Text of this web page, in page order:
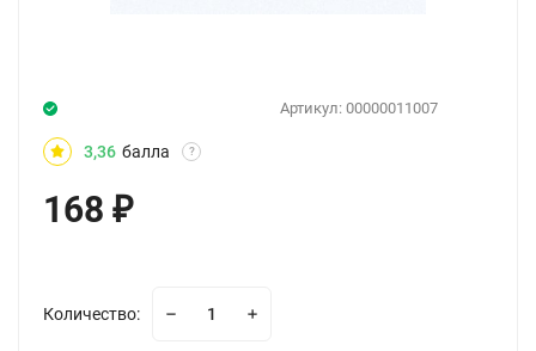
Артикул: 00000011007
3,36 балла ?
168 ₽
Количество: